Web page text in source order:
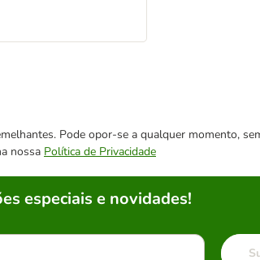
Pode opor-se a qualquer momento,
nossa Política de Privacidade
especiais e novidades!